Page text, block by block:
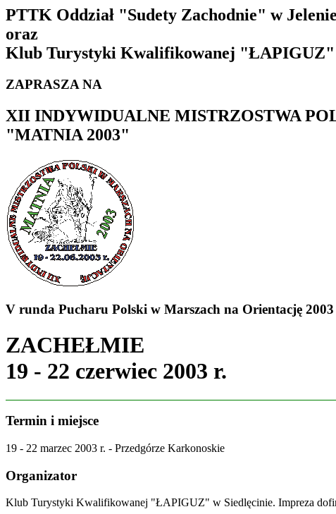
PTTK Oddział "Sudety Zachodnie" w
oraz
Klub Turystyki Kwalifikowanej "ŁAPIGUZ"
ZAPRASZA NA
XII INDYWIDUALNE MISTRZOSTWA
"MATNIA 2003"
V runda Pucharu Polski w Marszach na Orientację 2003
ZACHEŁMIE
19 - 22 czerwiec 2003 r.
Termin i miejsce
19 - 22 marzec 2003 r. - Przedgórze Karkonoskie
Organizator
Klub Turystyki Kwalifikowanej "ŁAPIGUZ" w Siedlęcinie. Impreza